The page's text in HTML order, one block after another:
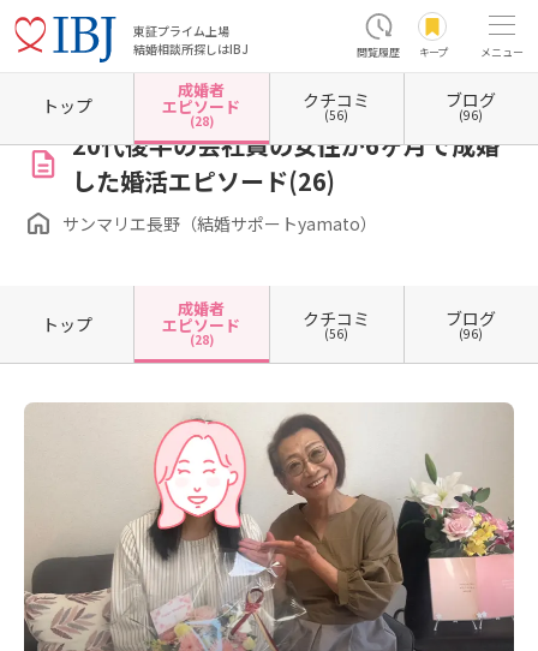
東証プライム上場
結婚相談所探しはIBJ
閲覧履歴 キープ メニュー
ホーム 長野県の結婚相談所 長野県松本市 サンマリエ長野（結婚サポートyamato）
20代後半の会社員の女性が6ヶ月で成婚
した婚活エピソード(26)
サンマリエ長野（結婚サポートyamato）
トップ
成婚者
エピソード
(28)
クチコミ
(56)
ブログ
(96)
トップ
成婚者
エピソード
(28)
クチコミ
(56)
ブログ
(96)